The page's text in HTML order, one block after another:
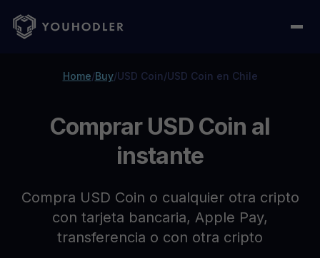
Home/Buy/USD Coin/USD Coin en Chile
Comprar USD Coin al
instante
Compra USD Coin o cualquier otra cripto
con tarjeta bancaria, Apple Pay,
transferencia o con otra cripto